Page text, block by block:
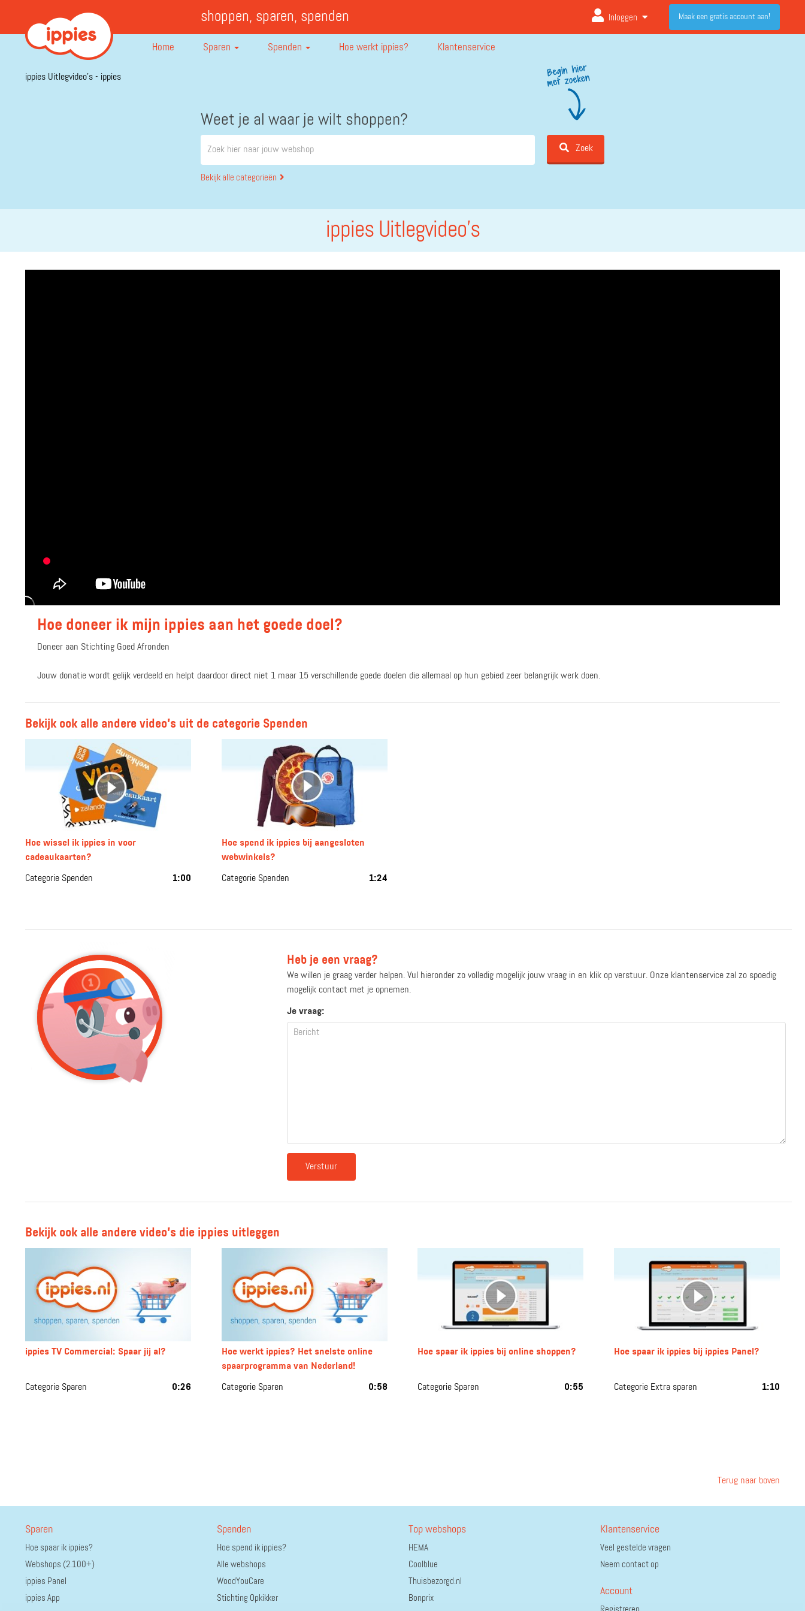
shoppen, sparen, spenden Inloggen Maak een gratis account aan!
Home Sparen Spenden Hoe werkt ippies? Klantenservice
ippies Uitlegvideo’s - ippies
Weet je al waar je wilt shoppen?
Bekijk alle categorieën
Zoek
ippies Uitlegvideo’s
Hoe doneer ik mijn ippies aan het goede doel?
Doneer aan Stichting Goed Afronden
Jouw donatie wordt gelijk verdeeld en helpt daardoor direct niet 1 maar 15 verschillende goede doelen die allemaal op hun gebied zeer belangrijk werk doen.
Bekijk ook alle andere video's uit de categorie Spenden
Hoe wissel ik ippies in voor
cadeaukaarten?
Categorie Spenden 1:00
Hoe spend ik ippies bij aangesloten
webwinkels?
Categorie Spenden 1:24
Heb je een vraag?
We willen je graag verder helpen. Vul hieronder zo volledig mogelijk jouw vraag in en klik op verstuur. Onze klantenservice zal zo spoedig
mogelijk contact met je opnemen.
Je vraag:
Verstuur
Bekijk ook alle andere video's die ippies uitleggen
ippies TV Commercial: Spaar jij al?
Categorie Sparen 0:26
Hoe werkt ippies? Het snelste online
spaarprogramma van Nederland!
Categorie Sparen 0:58
Hoe spaar ik ippies bij online shoppen?
Categorie Sparen 0:55
Hoe spaar ik ippies bij ippies Panel?
Categorie Extra sparen 1:10
Terug naar boven
Sparen
Hoe spaar ik ippies?
Webshops (2.100+)
ippies Panel
ippies App
Spenden
Hoe spend ik ippies?
Alle webshops
WoodYouCare
Stichting Opkikker
Top webshops
HEMA
Coolblue
Thuisbezorgd.nl
Bonprix
Klantenservice
Veel gestelde vragen
Neem contact op
Account